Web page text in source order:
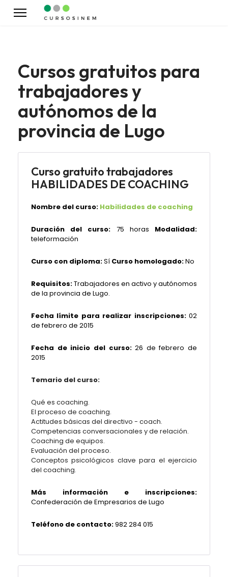
Cursos gratuitos para
trabajadores y
autónomos de la
provincia de Lugo
Curso gratuito trabajadores
HABILIDADES DE COACHING
Nombre del curso: Habilidades de coaching
Duración del curso: 75 horas Modalidad:
teleformación
Curso con diploma:Sí Curso homologado:No
Requisitos:Trabajadores en activo y autónomos
de la provincia de Lugo.
Fecha límite para realizar inscripciones:02
de febrero de 2015
Fecha de inicio del curso:26 de febrero de
2015
Temario del curso:
Qué es coaching.
El proceso de coaching.
Actitudes básicas del directivo - coach.
Competencias conversacionales y de relación.
Coaching de equipos.
Evaluación del proceso.
Conceptos psicológicos clave para el ejercicio
del coaching.
Más información e inscripciones:
Confederación de Empresarios de Lugo
Teléfono de contacto:982 284 015